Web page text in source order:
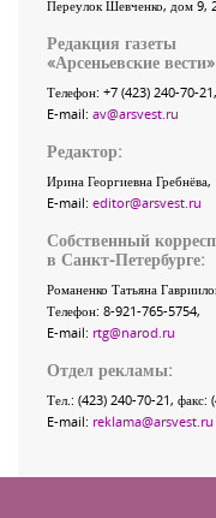
Переулок Шевченко, дом 9,
Редакция газеты
«Арсеньевские вести
Телефон: +7 (423) 240-70-21
E-mail: av@arsvest.ru
Редактор:
Ирина Георгиевна Гребнёва,
E-mail: editor@arsvest.ru
Собственный
в Санкт-Петербурге:
Романенко Татьяна
Телефон: 8-921-765-5754,
E-mail: rtg@narod.ru
Отдел рекламы:
Тел.: (423) 240-70-21, факс:
E-mail: reklama@arsvest.ru